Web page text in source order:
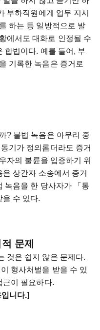
부하직원에게 업무 지시
하는 등 일방적으로 발
에서도 대화로 인정될 수
합법이다. 예를 들어, 부
기록한 녹음은 증거로
? 불법 녹음은 아무리 중
기가 정의롭더라도 증거
자의 불륜을 입증하기 위
상간자 소송에서 증거
녹음을 한 당사자가 「통
수 있다.
문제
것은 쉽지 않은 문제다.
형사처벌을 받을 수 있
근이 필요하다.
니다.]